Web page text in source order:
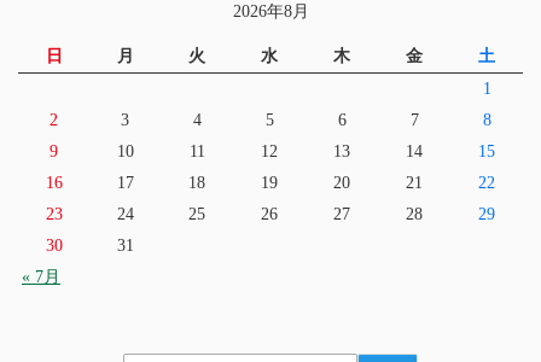
2026年8月
日 月 火 水 木 金 土
« 7月
1
2
3 4 5 6 7
8
9
10 11 12 13 14
15
16
17 18 19 20 21
22
23
24 25 26 27 28
29
30
31